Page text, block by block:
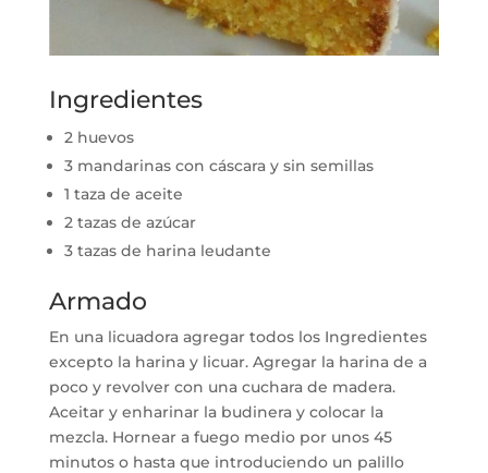
Ingredientes
2 huevos
3 mandarinas con cáscara y sin semillas
1 taza de aceite
2 tazas de azúcar
3 tazas de harina leudante
Armado
En una licuadora agregar todos los Ingredientes
excepto la harina y licuar. Agregar la harina de a
poco y revolver con una cuchara de madera.
Aceitar y enharinar la budinera y colocar la
mezcla. Hornear a fuego medio por unos 45
minutos o hasta que introduciendo un palillo